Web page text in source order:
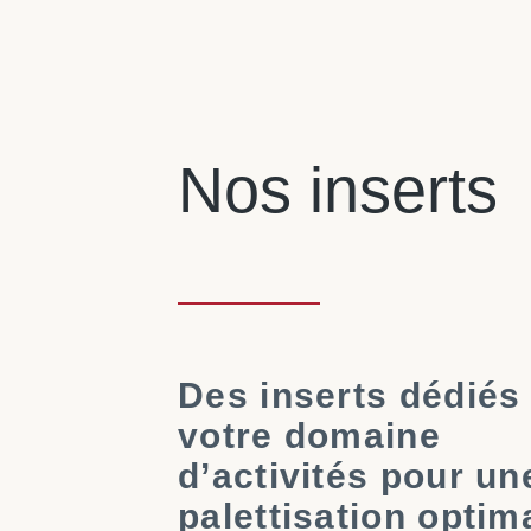
Nos inserts
Des inserts dédiés
votre domaine
d’activités pour
palettisation